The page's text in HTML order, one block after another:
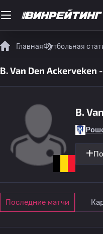
ГлавнаяФутбольная
B. Van Den Ackerveken
B.
Последние матчи